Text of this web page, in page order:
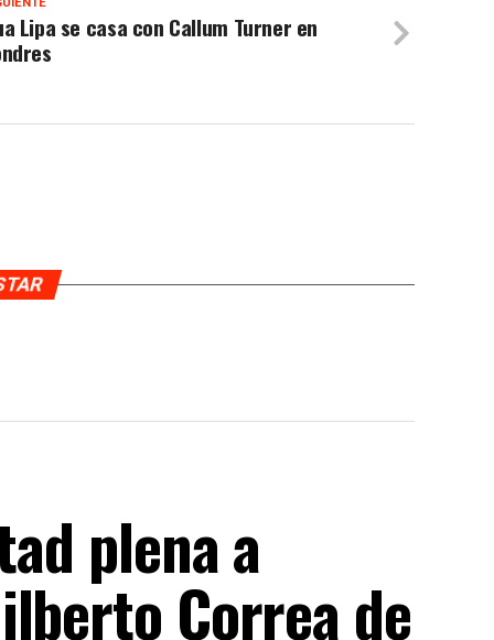
Lipa se casa con Callum Turner en
plena a
Correa de